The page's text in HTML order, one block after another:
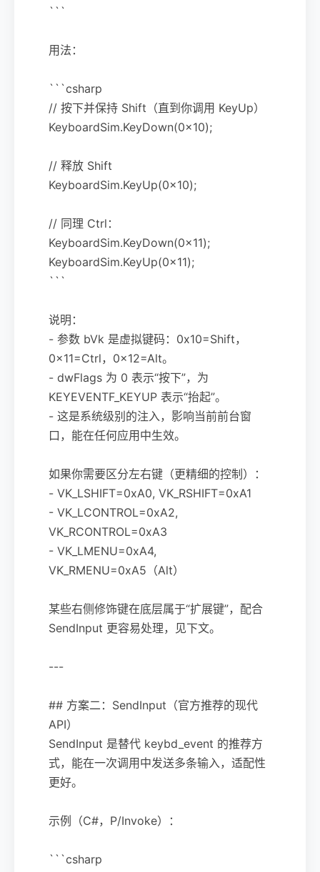
```
用法：
```csharp
// 按下并保持 Shift（直到你调用 KeyUp）
KeyboardSim.KeyDown(0x10);
// 释放 Shift
KeyboardSim.KeyUp(0x10);
// 同理 Ctrl：
KeyboardSim.KeyDown(0x11);
KeyboardSim.KeyUp(0x11);
```
说明：
- 参数 bVk 是虚拟键码：0x10=Shift，
0x11=Ctrl，0x12=Alt。
- dwFlags 为 0 表示“按下”，为
KEYEVENTF_KEYUP 表示“抬起”。
- 这是系统级别的注入，影响当前前台窗
口，能在任何应用中生效。
如果你需要区分左右键（更精细的控制）：
- VK_LSHIFT=0xA0, VK_RSHIFT=0xA1
- VK_LCONTROL=0xA2,
VK_RCONTROL=0xA3
- VK_LMENU=0xA4,
VK_RMENU=0xA5（Alt）
某些右侧修饰键在底层属于“扩展键”，配合
SendInput 更容易处理，见下文。
---
## 方案二：SendInput（官方推荐的现代
API）
SendInput 是替代 keybd_event 的推荐方
式，能在一次调用中发送多条输入，适配性
更好。
示例（C#，P/Invoke）：
```csharp